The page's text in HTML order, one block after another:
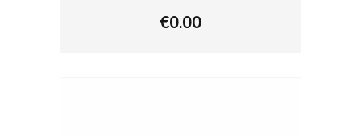
€0.00